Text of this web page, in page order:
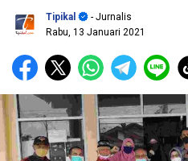
Tipikal
- Jurnalis
Rabu, 13 Januari 2021